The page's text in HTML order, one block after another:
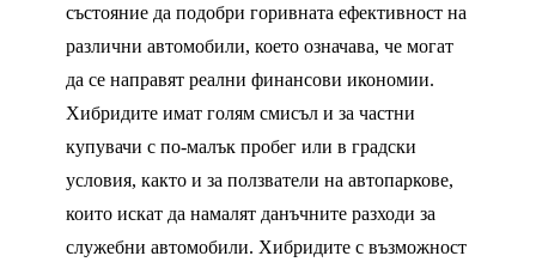
състояние да подобри горивната ефективност на
различни автомобили, което означава, че могат
да се направят реални финансови икономии.
Хибридите имат голям смисъл и за частни
купувачи с по-малък пробег или в градски
условия, както и за ползватели на автопаркове,
които искат да намалят данъчните разходи за
служебни автомобили. Хибридите с възможност